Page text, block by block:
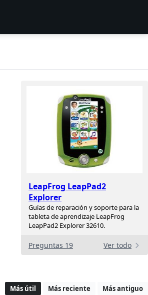
LeapFrog LeapPad2
Explorer
Guías de reparación y soporte para la
tableta de aprendizaje LeapFrog
LeapPad2 Explorer 32610.
Preguntas 19 Ver todo
Más útil Más reciente Más antiguo